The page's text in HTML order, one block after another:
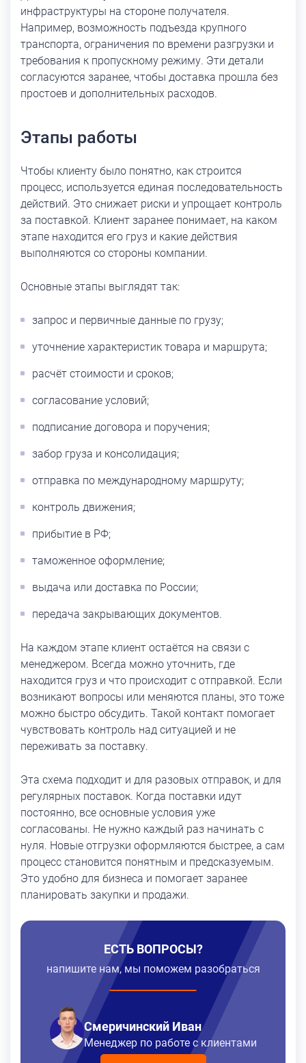
инфраструктуры на стороне получателя.
Например, возможность подъезда крупного
транспорта, ограничения по времени разгрузки и
требования к пропускному режиму. Эти детали
согласуются заранее, чтобы доставка прошла без
простоев и дополнительных расходов.
Этапы работы
Чтобы клиенту было понятно, как строится
процесс, используется единая последовательность
действий. Это снижает риски и упрощает контроль
за поставкой. Клиент заранее понимает, на каком
этапе находится его груз и какие действия
выполняются со стороны компании.
Основные этапы выглядят так:
запрос и первичные данные по грузу;
уточнение характеристик товара и маршрута;
расчёт стоимости и сроков;
согласование условий;
подписание договора и поручения;
забор груза и консолидация;
отправка по международному маршруту;
контроль движения;
прибытие в РФ;
таможенное оформление;
выдача или доставка по России;
передача закрывающих документов.
На каждом этапе клиент остаётся на связи с
менеджером. Всегда можно уточнить, где
находится груз и что происходит с отправкой. Если
возникают вопросы или меняются планы, это тоже
можно быстро обсудить. Такой контакт помогает
чувствовать контроль над ситуацией и не
переживать за поставку.
Эта схема подходит и для разовых отправок, и для
регулярных поставок. Когда поставки идут
постоянно, все основные условия уже
согласованы. Не нужно каждый раз начинать с
нуля. Новые отгрузки оформляются быстрее, а сам
процесс становится понятным и предсказуемым.
Это удобно для бизнеса и помогает заранее
планировать закупки и продажи.
ЕСТЬ ВОПРОСЫ?
напишите нам, мы поможем разобраться
Смеричинский Иван
Менеджер по работе с клиентами